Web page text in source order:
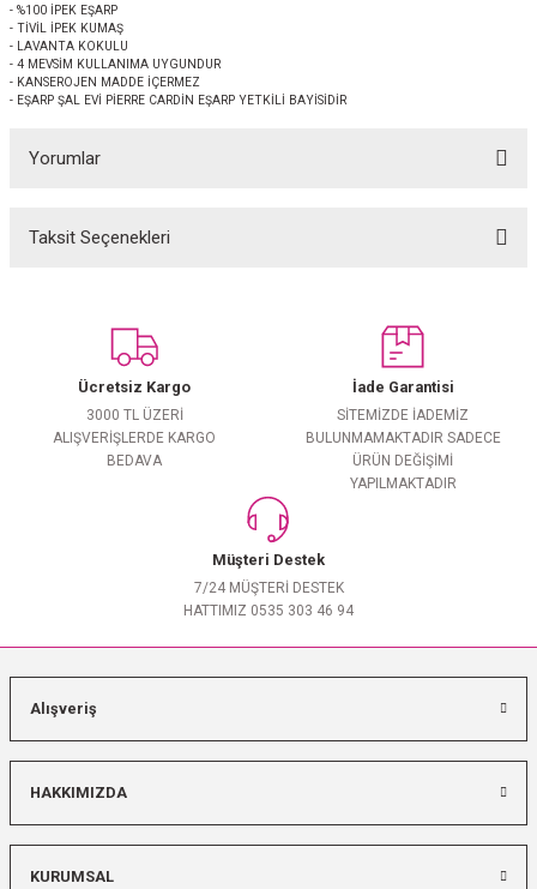
EŞARP
İpek Koton Şal
- %100 İPEK EŞARP
- TİVİL İPEK KUMAŞ
- LAVANTA KOKULU
- 4 MEVSİM KULLANIMA UYGUNDUR
- KANSEROJEN MADDE İÇERMEZ
- EŞARP ŞAL EVİ PİERRE CARDİN EŞARP YETKİLİ BAYİSİDİR
Yorumlar
Taksit Seçenekleri
Ücretsiz Kargo
3000 TL ÜZERİ
ALIŞVERİŞLERDE KARGO
BEDAVA
İade Garantisi
SİTEMİZDE İADEMİZ
BULUNMAMAKTADIR SADECE
ÜRÜN DEĞİŞİMİ
YAPILMAKTADIR
Müşteri Destek
7/24 MÜŞTERİ DESTEK
HATTIMIZ 0535 303 46 94
Alışveriş
HAKKIMIZDA
KURUMSAL